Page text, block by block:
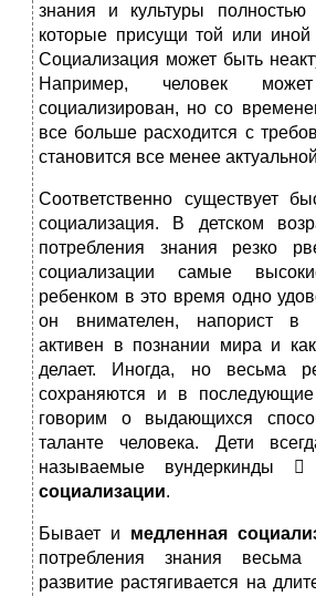
знания и культуры полностью
которые присущи той или иной
Социализация может быть
Например, человек
социализирован, но со
все больше расходится с
становится все менее
Соответственно существует
социализация. В детском
потребления знания резко
социализации самые
ребенком в это время одно
он внимателен, напорист в
активен в познании мира и
делает. Иногда, но весьма
сохраняются и в
говорим о выдающихся
таланте человека. Дети
называемые вундеркинды
социализации.
Бывает и медленная
потребления знания
развитие растягивается на